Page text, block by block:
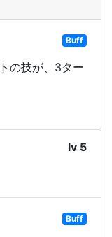
Buff
の技が、3ター
lv 5
Buff